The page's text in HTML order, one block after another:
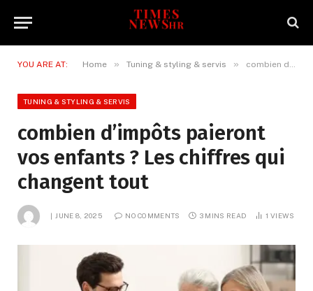
YOU ARE AT: Home » Tuning & styling & servis » combien d’impôts paieront vos enfants ? Les chiffres qui changent tout
TUNING & STYLING & SERVIS
combien d’impôts paieront
vos enfants ? Les chiffres qui
changent tout
JUNE 8, 2025 NO COMMENTS 3 MINS READ 1VIEWS